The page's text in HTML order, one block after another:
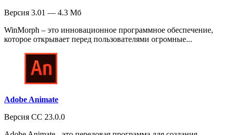
Версия 3.01 — 4.3 Мб
WinMorph – это инновационное программное обеспечение,
которое открывает перед пользователями огромные...
Adobe Animate
Версия CC 23.0.0